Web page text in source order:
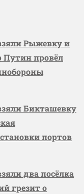
Рыжевку и
Путин провёл
Бикташевку
портов
два посёлка
грезит о